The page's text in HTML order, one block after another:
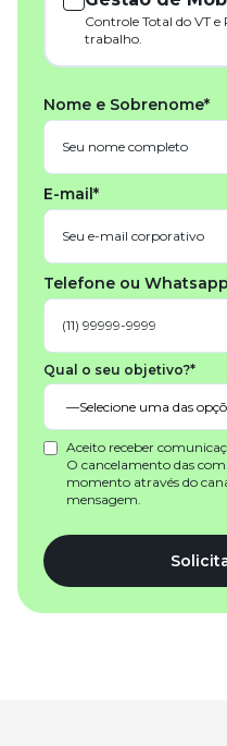
Controle Total do VT
trabalho.
Nome e Sobrenome*
E-mail*
Telefone ou
Qual o seu objetivo?*
Aceito receber
O cancelamento das
momento através do
mensagem.